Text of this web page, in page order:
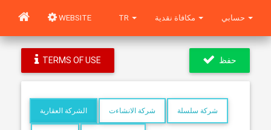
WEBSITE TR
TERMS OF USE حفظ
الشركة العقارية شركة الانشاءت شركة سلسلة